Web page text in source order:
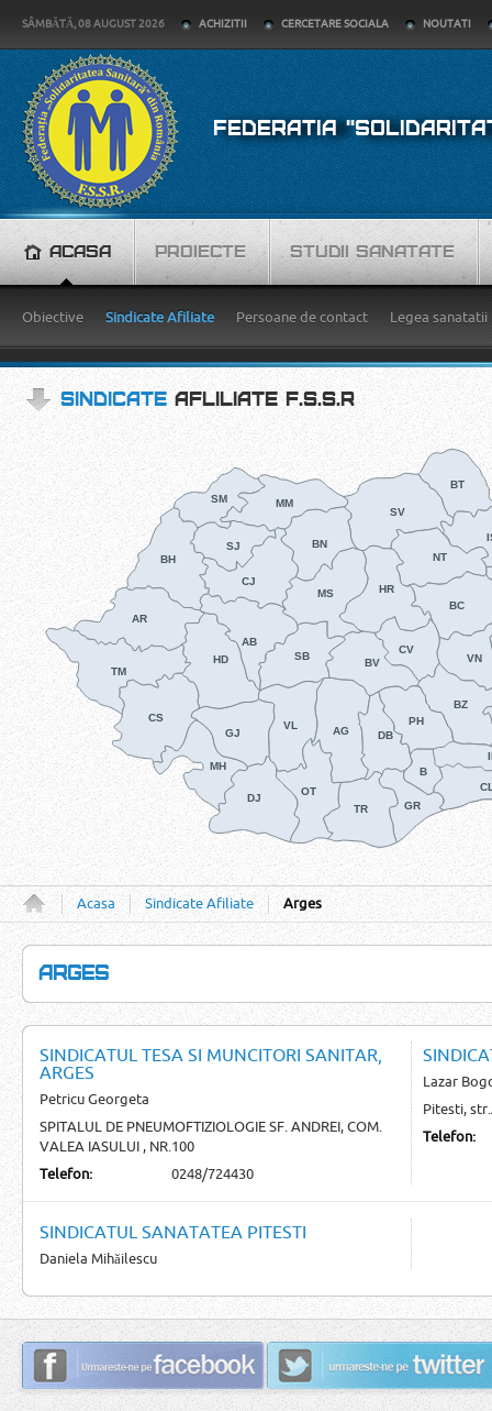
SÂMBĂTĂ, 08 AUGUST 2026 ACHIZITII CERCETARE SOCIALA NOUTATI
FEDERATIA
ACASA
Obiective Sindicate Afiliate Persoane de contact Legea sanatatii
PROIECTE STUDII SANATATE
SINDICATEAFLILIATE F.S.S.R
SV
BT
NT
BC
VN
BZ
MH
DJ
GJ
VL
OT
AG
TR
DB
GR
PH
B
SM MM
BH
AR
TM
CS
HD
AB
SB
BV
CV
HR
MS
BN
CJ
SJ
Acasa Sindicate Afiliate Arges
ARGES
SINDICATUL TESA SI MUNCITORI SANITAR,
ARGES
Petricu Georgeta
SPITALUL DE PNEUMOFTIZIOLOGIE SF. ANDREI, COM.
VALEA IASULUI , NR.100
Telefon:
0248/724430
Lazar
Pitesti,
Telefon:
SINDICATUL SANATATEA PITESTI
Daniela Mihăilescu